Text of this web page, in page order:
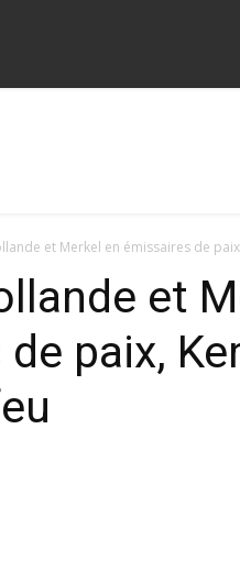
et Merkel en émissaires de
et
paix,